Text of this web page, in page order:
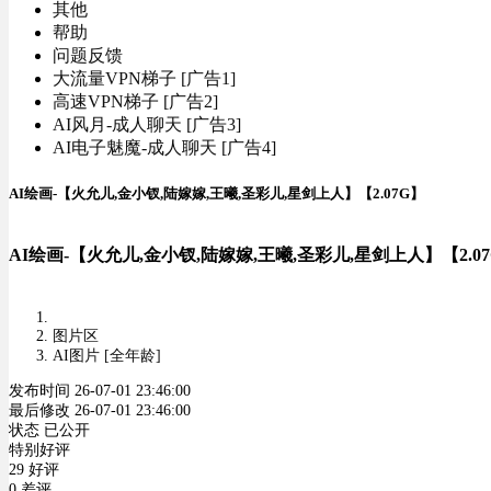
其他
帮助
问题反馈
大流量VPN梯子 [广告1]
高速VPN梯子 [广告2]
AI风月-成人聊天 [广告3]
AI电子魅魔-成人聊天 [广告4]
AI绘画-【火允儿,金小钗,陆嫁嫁,王曦,圣彩儿,星剑上人】【2.07G】
AI绘画-【火允儿,金小钗,陆嫁嫁,王曦,圣彩儿,星剑上人】【
图片区
AI图片 [全年龄]
发布时间 26-07-01 23:46:00
最后修改 26-07-01 23:46:00
状态 已公开
特别好评
29 好评